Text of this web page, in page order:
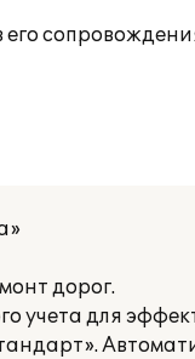
дорог.
учета для